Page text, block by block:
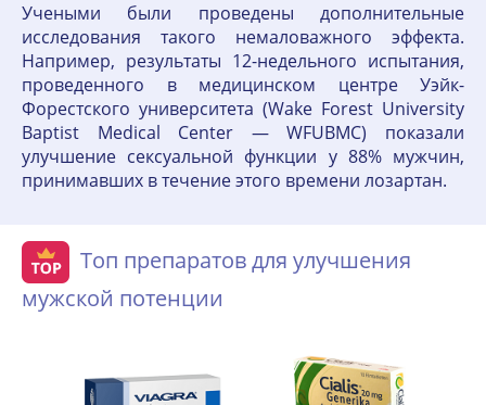
Учеными были проведены дополнительные
исследования такого немаловажного эффекта.
Например, результаты 12-недельного испытания,
проведенного в медицинском центре Уэйк-
Форестского университета (Wake Forest University
Baptist Medical Center — WFUBMC) показали
улучшение сексуальной функции у 88% мужчин,
принимавших в течение этого времени лозартан.
Топ препаратов для улучшения
мужской потенции